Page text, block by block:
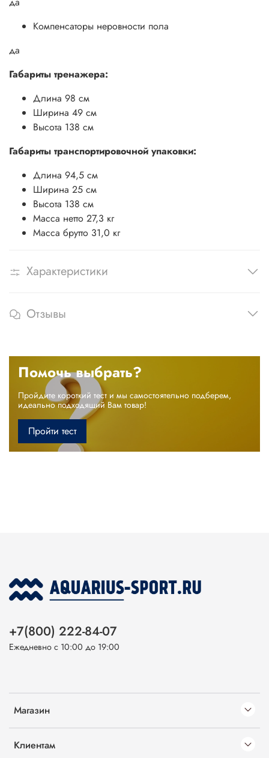
Компенсаторы неровности пола
да
Габариты тренажера:
Длина 98 см
Ширина 49 см
Высота 138 см
Габариты транспортировочной упаковки:
Длина 94,5 см
Ширина 25 см
Высота 138 см
Масса нетто 27,3 кг
Масса брутто 31,0 кг
Характеристики
Отзывы
Помочь выбрать?
Пройдите короткий тест и мы самостоятельно подберем,
идеально подходящий Вам товар!
Пройти тест
Магазин
Клиентам
+7(800) 222-84-07
Ежедневно с 10:00 до 19:00